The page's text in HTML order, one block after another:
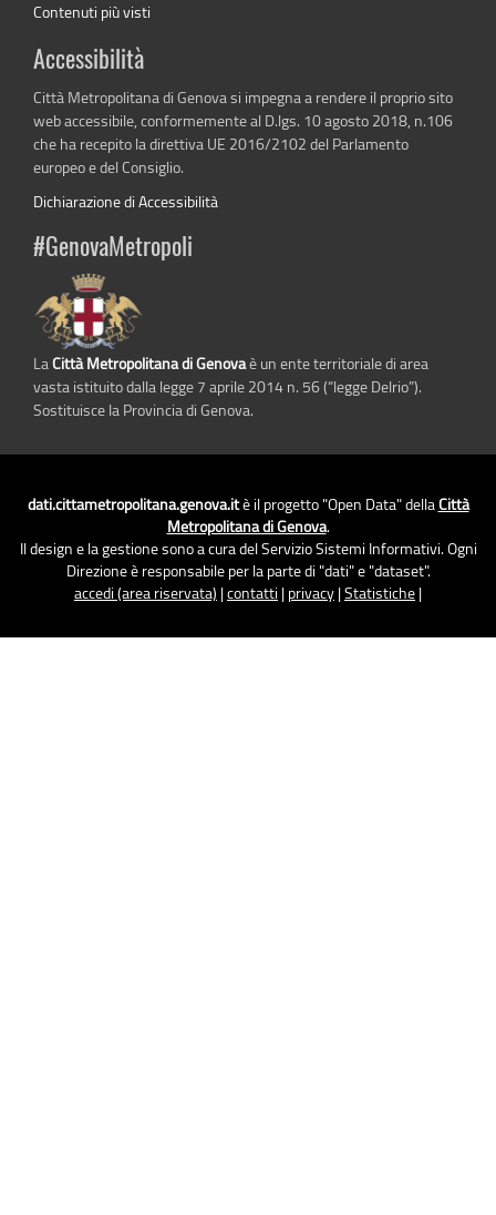
Contenuti più visti
Accessibilità
Città Metropolitana di Genova si impegna a rendere il proprio sito
web accessibile, conformemente al D.lgs. 10 agosto 2018, n.106
che ha recepito la direttiva UE 2016/2102 del Parlamento
europeo e del Consiglio.
Dichiarazione di Accessibilità
#GenovaMetropoli
LaCittà Metropolitana di Genovaè un ente territoriale di area
vasta istituito dalla legge 7 aprile 2014 n. 56 (“legge Delrio”).
Sostituisce la Provincia di Genova.
dati.cittametropolitana.genova.itè il progetto "Open Data" dellaCittà
Metropolitana di Genova.
Il design e la gestione sono a cura del Servizio Sistemi Informativi. Ogni
Direzione è responsabile per la parte di "dati" e "dataset".
accedi (area riservata) |contatti | privacy |Statistiche |